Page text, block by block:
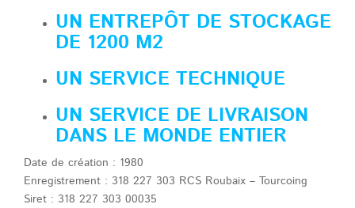
UN ENTREPÔT DE STOCKAGE
DE 1200 M2
UN SERVICE TECHNIQUE
UN SERVICE DE LIVRAISON
DANS LE MONDE ENTIER
Date de création : 1980
Enregistrement : 318 227 303 RCS Roubaix – Tourcoing
Siret : 318 227 303 00035